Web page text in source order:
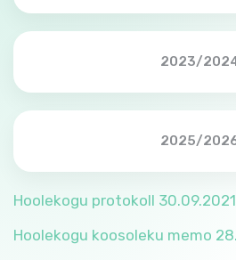
2023/
2025/
Hoolekogu protokoll 30.09.2021
Hoolekogu koosoleku memo